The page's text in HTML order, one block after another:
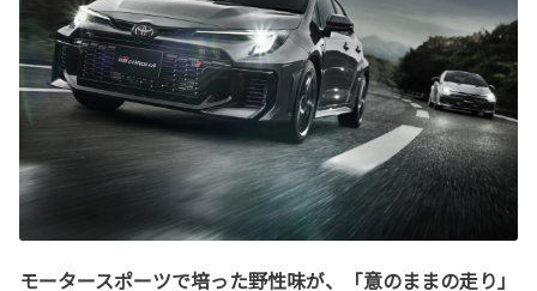
モータースポーツで培った野性味が、「意のままの走り」